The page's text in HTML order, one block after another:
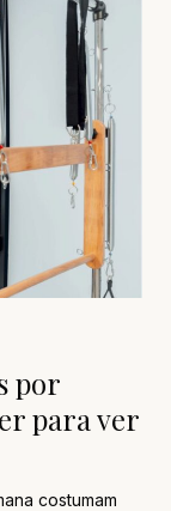
por
para ver
costumam